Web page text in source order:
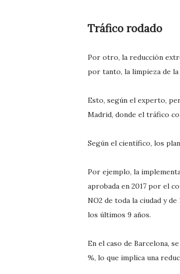
Tráfico rodado
Por otro, la reducción
por tanto, la limpieza de la
Esto, según el experto,
Madrid, donde el tráfico
Según el científico, los
Por ejemplo, la
aprobada en 2017 por el
NO2 de toda la ciudad y
los últimos 9 años.
En el caso de Barcelona,
%, lo que implica una